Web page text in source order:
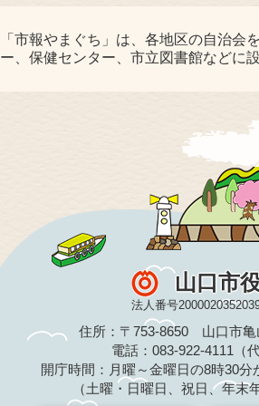
「市報やまぐち」は、各地区の自治
ー、保健センター、市立図書館などに
山口市
法人番号
住所：〒753-8650 山口市亀
電話：083-922-4111（
開庁時間：月曜～金曜日の8時30分
（土曜・日曜日、祝日、年末